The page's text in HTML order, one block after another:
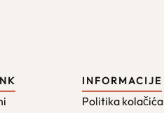
INFORMACIJE
Politika kolačića